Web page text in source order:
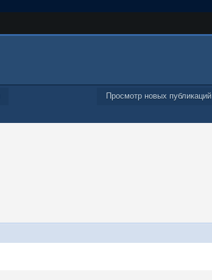
Просмотр новых публикаций